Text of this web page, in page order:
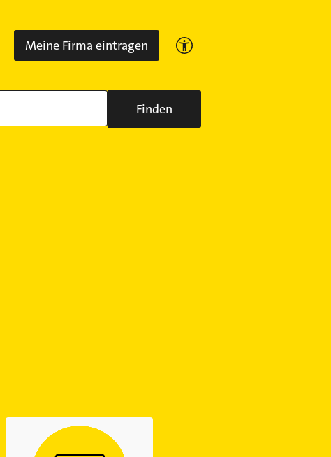
Meine Firma eintragen
Finden